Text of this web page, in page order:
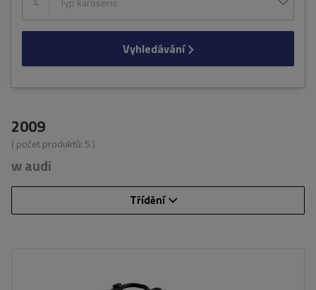
Vyhledávání
2009
( počet produktů: 5 )
w audi
Třídění